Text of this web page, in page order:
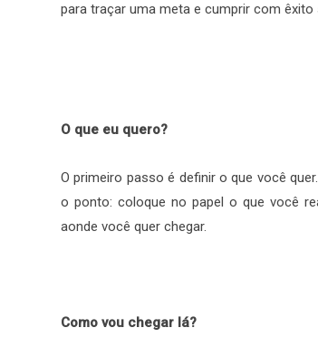
para traçar uma meta e cumprir com
O que eu quero?
O primeiro passo é definir o que você
o ponto: coloque no papel o que você
aonde você quer chegar.
Como vou chegar lá?